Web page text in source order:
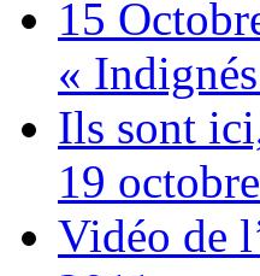
15
«
Ils sont
19
Vidéo de